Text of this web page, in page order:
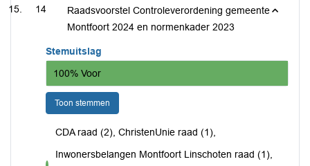
14
Raadsvoorstel Controleverordening gemeente
Montfoort 2024 en normenkader 2023
Stemuitslag
100% Voor
Toon stemmen
CDA raad (2), ChristenUnie raad (1),
Inwonersbelangen Montfoort Linschoten raad (1),